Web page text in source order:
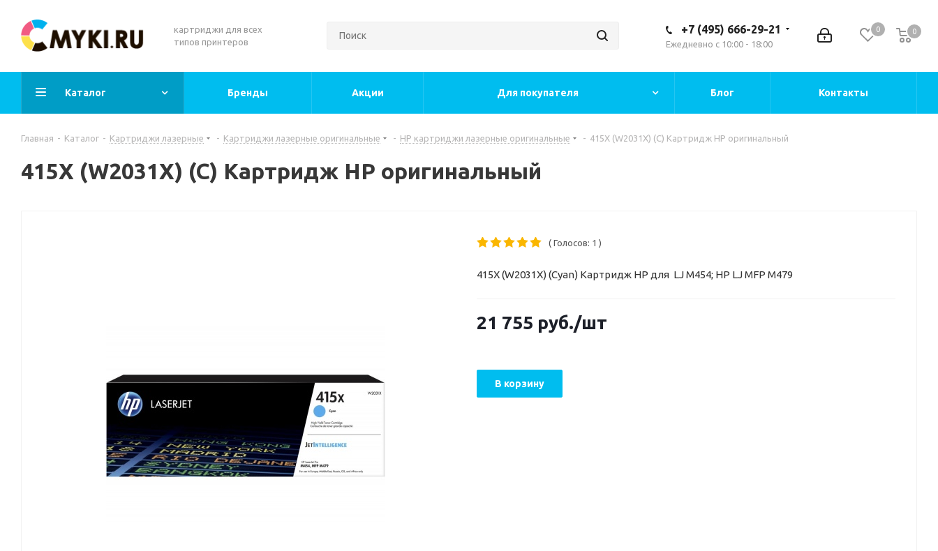
картриджи для всех
типов принтеров
0 0
+7 (495) 666-29-21
Ежедневно с 10:00 - 18:00
Каталог Бренды Акции Для покупателя Блог Контакты
Главная - Каталог - Картриджи лазерные - Картриджи лазерные оригинальные - HP картриджи лазерные оригинальные - 415X (W2031X) (C) Картридж HP оригинальный
415X (W2031X) (C) Картридж HP оригинальный
( Голосов: 1 )
415X (W2031X) (Сyan) Картридж HP для LJ M454; HP LJ MFP M479
21 755 руб./шт
В корзину